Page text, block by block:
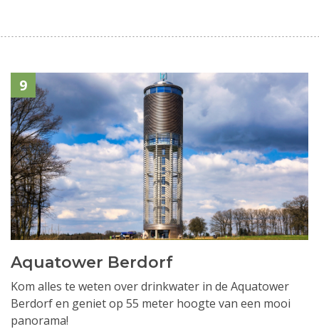
9
Aquatower Berdorf
Kom alles te weten over drinkwater in de Aquatower
Berdorf en geniet op 55 meter hoogte van een mooi
panorama!